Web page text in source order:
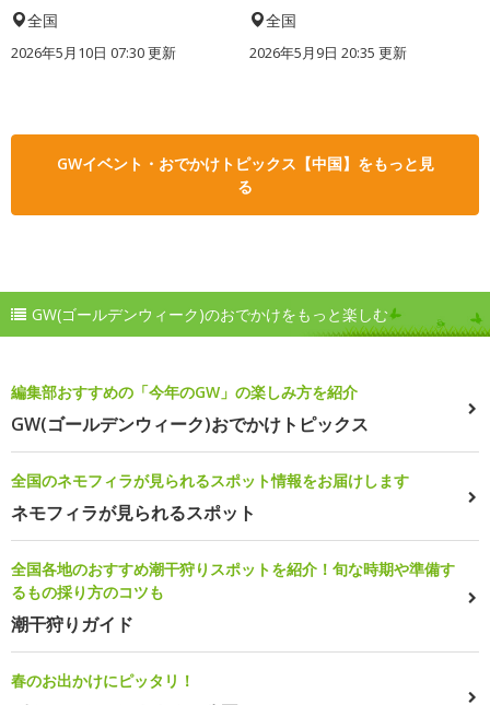
全国
2026年5月10日 07:30 更新
全国
2026年5月9日 20:35 更新
GWイベント・おでかけトピックス【中国】をもっと見
る
GW(ゴールデンウィーク)のおでかけをもっと楽しむ
編集部おすすめの「今年のGW」の楽しみ方を紹介
GW(ゴールデンウィーク)おでかけトピックス
全国のネモフィラが見られるスポット情報をお届けします
ネモフィラが見られるスポット
全国各地のおすすめ潮干狩りスポットを紹介！旬な時期や準備す
るもの採り方のコツも
潮干狩りガイド
春のお出かけにピッタリ！